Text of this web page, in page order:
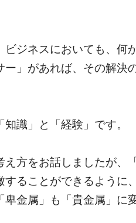
ジネスにおいても、何
」があれば、その解決
識」と「経験」です。
方をお話しましたが、
ることができるように
金属」も「貴金属」に